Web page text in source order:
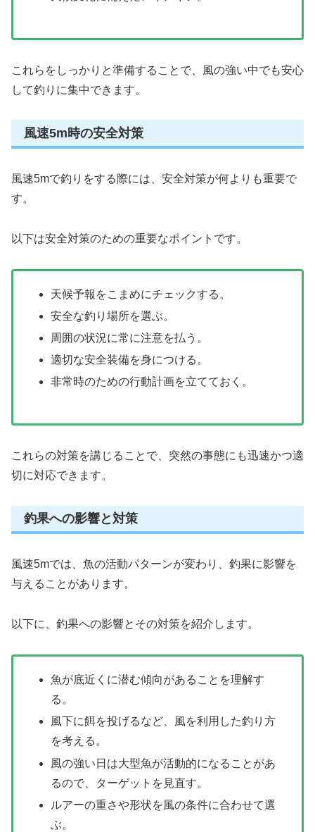
これらをしっかりと準備することで、風の強い中でも安心
して釣りに集中できます。
風速5m時の安全対策
風速5mで釣りをする際には、安全対策が何よりも重要で
す。
以下は安全対策のための重要なポイントです。
天候予報をこまめにチェックする。
安全な釣り場所を選ぶ。
周囲の状況に常に注意を払う。
適切な安全装備を身につける。
非常時のための行動計画を立てておく。
これらの対策を講じることで、突然の事態にも迅速かつ適
切に対応できます。
釣果への影響と対策
風速5mでは、魚の活動パターンが変わり、釣果に影響を
与えることがあります。
以下に、釣果への影響とその対策を紹介します。
魚が底近くに潜む傾向があることを理解す
る。
風下に餌を投げるなど、風を利用した釣り方
を考える。
風の強い日は大型魚が活動的になることがあ
るので、ターゲットを見直す。
ルアーの重さや形状を風の条件に合わせて選
ぶ。